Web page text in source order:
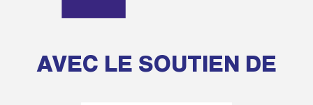
AVEC LE SOUTIEN DE